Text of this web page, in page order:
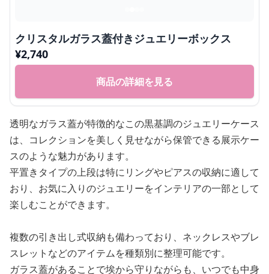
クリスタルガラス蓋付きジュエリーボックス
¥2,740
商品の詳細を見る
透明なガラス蓋が特徴的なこの黒基調のジュエリーケース
は、コレクションを美しく見せながら保管できる展示ケー
スのような魅力があります。
平置きタイプの上段は特にリングやピアスの収納に適して
おり、お気に入りのジュエリーをインテリアの一部として
楽しむことができます。
複数の引き出し式収納も備わっており、ネックレスやブレ
スレットなどのアイテムを種類別に整理可能です。
ガラス蓋があることで埃から守りながらも、いつでも中身